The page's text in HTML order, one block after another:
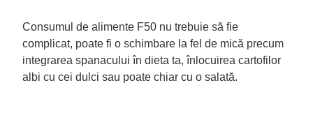
Consumul de alimente F50 nu trebuie să fie
complicat, poate fi o schimbare la fel de mică precum
integrarea spanacului în dieta ta, înlocuirea cartofilor
albi cu cei dulci sau poate chiar cu o salată.